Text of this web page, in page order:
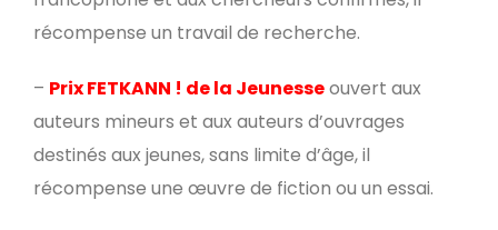
récompense un travail de recherche.
– Prix FETKANN ! de la Jeunesseouvert aux
auteurs mineurs et aux auteurs d’ouvrages
destinés aux jeunes, sans limite d’âge, il
récompense une œuvre de fiction ou un essai.